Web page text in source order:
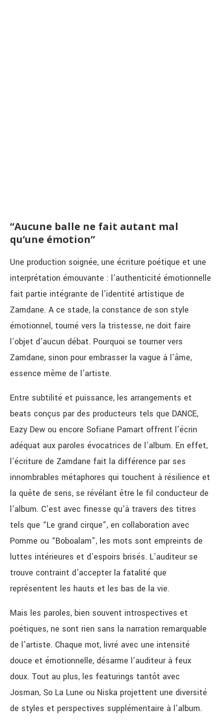
“Aucune balle ne fait autant mal
qu’une émotion”
Une production soignée, une écriture poétique et une
interprétation émouvante : l’authenticité émotionnelle
fait partie intégrante de l’identité artistique de
Zamdane. A ce stade, la constance de son style
émotionnel, tourné vers la tristesse, ne doit faire
l’objet d’aucun débat. Pourquoi se tourner vers
Zamdane, sinon pour embrasser la vague à l’âme,
essence même de l’artiste.
Entre subtilité et puissance, les arrangements et
beats conçus par des producteurs tels que DANCE,
Eazy Dew ou encore Sofiane Pamart offrent l’écrin
adéquat aux paroles évocatrices de l’album. En effet,
l’écriture de Zamdane fait la différence par ses
innombrables métaphores qui touchent à résilience et
la quête de sens, se révélant être le fil conducteur de
l’album. C’est avec finesse qu’à travers des titres
tels que “Le grand cirque”, en collaboration avec
Pomme ou “Boboalam”, les mots sont empreints de
luttes intérieures et d’espoirs brisés. L’auditeur se
trouve contraint d’accepter la fatalité que
représentent les hauts et les bas de la vie.
Mais les paroles, bien souvent introspectives et
poétiques, ne sont rien sans la narration remarquable
de l’artiste. Chaque mot, livré avec une intensité
douce et émotionnelle, désarme l’auditeur à feux
doux. Tout au plus, les featurings tantôt avec
Josman, So La Lune ou Niska projettent une diversité
de styles et perspectives supplémentaire à l’album.